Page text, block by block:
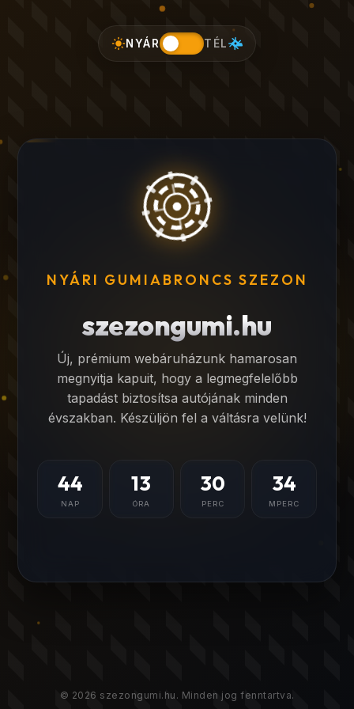
NYÁR TÉL
NYÁRI GUMIABRONCS SZEZON
szezongumi.hu
Új, prémium webáruházunk hamarosan
megnyitja kapuit, hogy a legmegfelelőbb
tapadást biztosítsa autójának minden
évszakban. Készüljön fel a váltásra velünk!
44
NAP
13
ÓRA
30
PERC
34
MPERC
© 2026 szezongumi.hu. Minden jog fenntartva.